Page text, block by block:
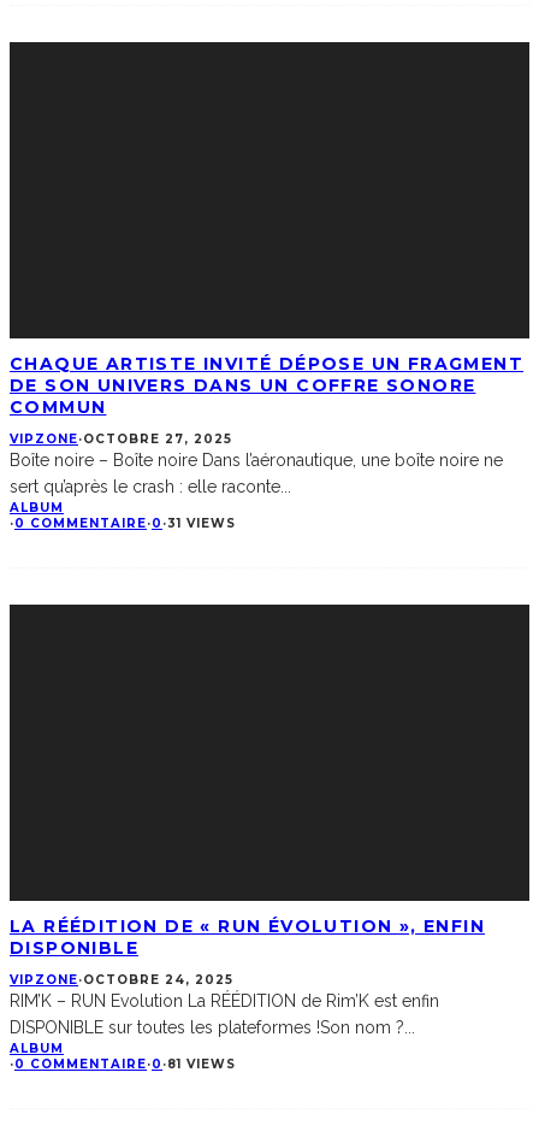
CHAQUE ARTISTE INVITÉ DÉPOSE UN FRAGMENT
DE SON UNIVERS DANS UN COFFRE SONORE
COMMUN
VIPZONE·OCTOBRE 27, 2025
Boîte noire – Boîte noire Dans l’aéronautique, une boîte noire ne
sert qu’après le crash : elle raconte
ALBUM
·0 COMMENTAIRE·0 ·31 VIEWS
LA RÉÉDITION DE « RUN ÉVOLUTION », ENFIN
DISPONIBLE
VIPZONE·OCTOBRE 24, 2025
RIM’K – RUN Evolution La RÉÉDITION de Rim’K est enfin
DISPONIBLE sur toutes les plateformes !Son nom ?...
ALBUM
·0 COMMENTAIRE·0 ·81 VIEWS